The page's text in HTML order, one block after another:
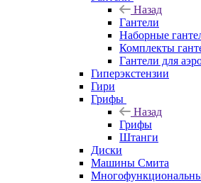
Назад
Гантели
Наборные
Комплекты
Гантели для
Гиперэкстензии
Гири
Грифы
Назад
Грифы
Штанги
Диски
Машины Смита